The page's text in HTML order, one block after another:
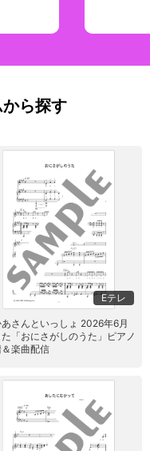
ら探す
Eテレ
あさんといっしょ 2026年6月
「おにさがしのうた」ピアノ
楽曲配信